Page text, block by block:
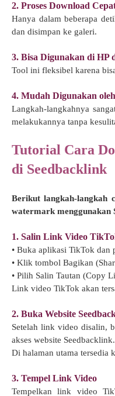
2. Proses Download
Hanya dalam beberapa
dan disimpan ke galeri.
3. Bisa Digunakan di HP
Tool ini fleksibel karena
4. Mudah Digunakan
Langkah-langkahnya
melakukannya tanpa
Tutorial Cara
di Seedbacklink
Berikut langkah-langkah
watermark menggunakan
1. Salin Link Video
• Buka aplikasi TikTok
• Klik tombol Bagikan
• Pilih Salin Tautan (Copy
Link video TikTok akan
2. Buka Website
Setelah link video disalin,
akses website Seedbacklink.
Di halaman utama tersedia
3. Tempel Link Video
Tempelkan link video